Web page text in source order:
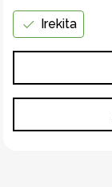
Irekita